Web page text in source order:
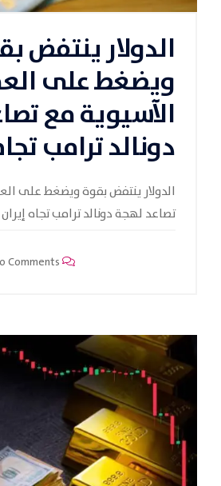
الدولار ينتفض
ويضغط على
الآسيوية مع
دونالد ترامب
الدولار ينتفض بقوة ويضغط على
تصاعد لهجة دونالد ترامب تجاه إيران